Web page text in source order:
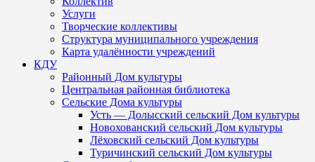
Услуги
Творческие коллективы
Структура муниципального учреждения
Карта удалённости учреждений
КДУ
Районный Дом культуры
Центральная районная библиотека
Сельские Дома культуры
Усть — Долысский сельский Дом культуры
Новохованский сельский Дом культуры
Лёховский сельский Дом культуры
Туричинский сельский Дом культуры